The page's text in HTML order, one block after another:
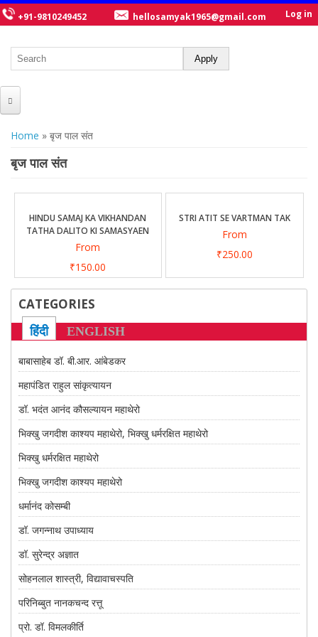
+91-9810249452 hellosamyak1965@gmail.com Log in
ABOUT US
POSTERS
OUR WRITERS
GALLERY
CONTACT US
You are here
Home » बृज पाल संत
बृज पाल संत
HINDU SAMAJ KA VIKHANDAN
TATHA DALITO KI SAMASYAEN
From
₹150.00
STRI ATIT SE VARTMAN TAK
From
₹250.00
CATEGORIES
हिंदी ENGLISH
बाबासाहेब डॉ. बी.आर. आंबेडकर
महापंडित राहुल सांकृत्यायन
डॉ. भदंत आनंद कौसल्यायन महाथेरो
भिक्खु जगदीश काश्यप महाथेरो, भिक्खु धर्मरक्षित महाथेरो
भिक्खु धर्मरक्षित महाथेरो
भिक्खु जगदीश काश्यप महाथेरो
धर्मानंद कोसम्बी
डॉ. जगन्नाथ उपाध्याय
डॉ. सुरेन्द्र अज्ञात
सोहनलाल शास्त्री, विद्यावाचस्पति
परिनिब्बुत नानकचन्द रत्तू
प्रो. डॉ. विमलकीर्ति